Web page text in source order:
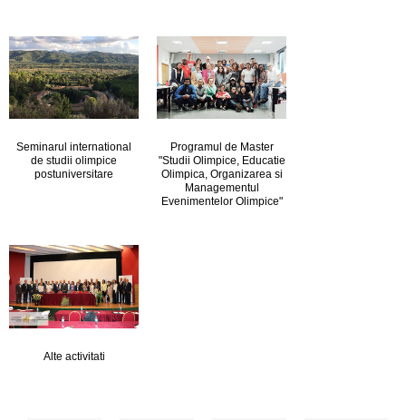
Seminarul international
de studii olimpice
postuniversitare
Programul de Master
"Studii Olimpice, Educatie
Olimpica, Organizarea si
Managementul
Evenimentelor Olimpice"
Alte activitati